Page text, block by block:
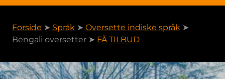
Forside ➤ Språk ➤ Oversette indiske språk ➤
Bengali oversetter ➤ FÅ TILBUD